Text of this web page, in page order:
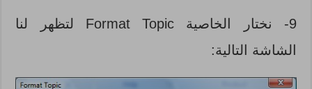
9- نختار الخاصية Format Topic لتظهر لنا
الشاشة التالية: